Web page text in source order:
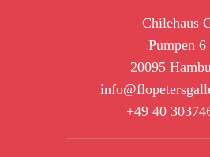
Chilehaus
Pumpen 6
20095
+49 40